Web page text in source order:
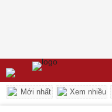
Mới nhất Xem nhiều